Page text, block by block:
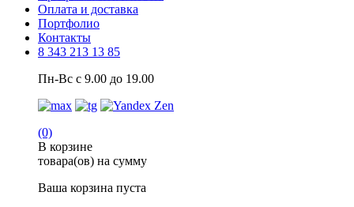
Оплата и доставка
Портфолио
Контакты
8 343 213 13 85
Пн-Вс с 9.00 до 19.00
(0)
В корзине
товара(ов) на сумму
Ваша корзина пуста